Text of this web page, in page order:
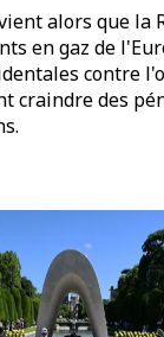
alors que la
en gaz de
contre
craindre des